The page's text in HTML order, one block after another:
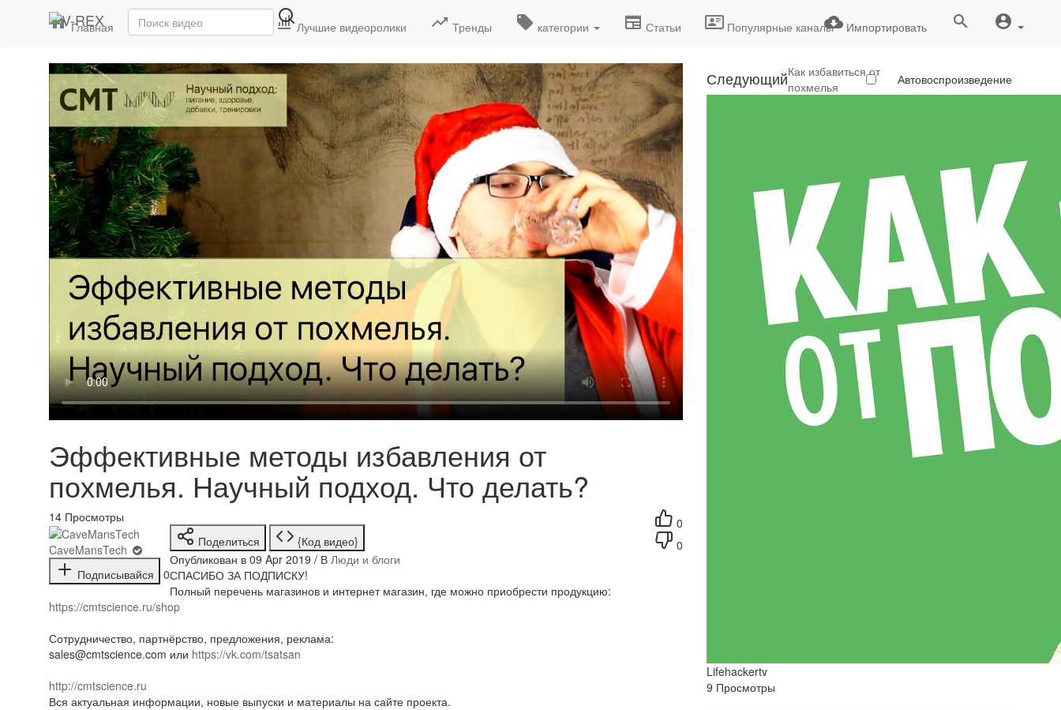
Импортировать
Главная Последние видео Лучшие видеоролики Тренды категории Статьи Популярные каналы
Следующий Автовоспроизведение
Как избавиться от
похмелья
Lifehackertv
9 Просмотры
Эффективные методы избавления от
похмелья. Научный подход. Что делать?
0
0
14 Просмотры
CaveMansTech
Подписывайся
0
Поделиться
{Код видео}
Опубликован в 09 Apr 2019 / В Люди и блоги
СПАСИБО ЗА ПОДПИСКУ!
Полный перечень магазинов и интернет магазин, где можно приобрести продукцию:
https://cmtscience.ru/shop
Сотрудничество, партнёрство, предложения, реклама:
sales@cmtscience.com или https://vk.com/tsatsan
http://cmtscience.ru
Вся актуальная информации, новые выпуски и материалы на сайте проекта.